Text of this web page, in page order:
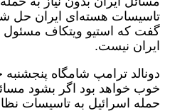
تاسیسات هسته‌ای ایران حل
گفت که استیو ویتکاف مسئول
ایران نیست.
دونالد ترامپ شامگاه
خوب خواهد بود اگر بشود
حمله اسرائیل به تاسیسات